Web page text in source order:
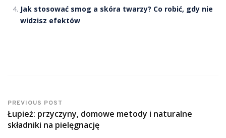
Jak stosować smog a skóra twarzy? Co robić, gdy nie
widzisz efektów
PREVIOUS POST
Łupież: przyczyny, domowe metody i naturalne
składniki na pielęgnację